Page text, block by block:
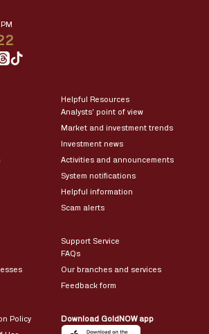
Helpful Resources
Analysts’ point of view
Market and investment trends
Investment news
Activities and announcements
System notifications
Helpful information
Scam alerts
Support Service
FAQs
Our branches and services
Feedback form
Policy
Download GoldNOW app